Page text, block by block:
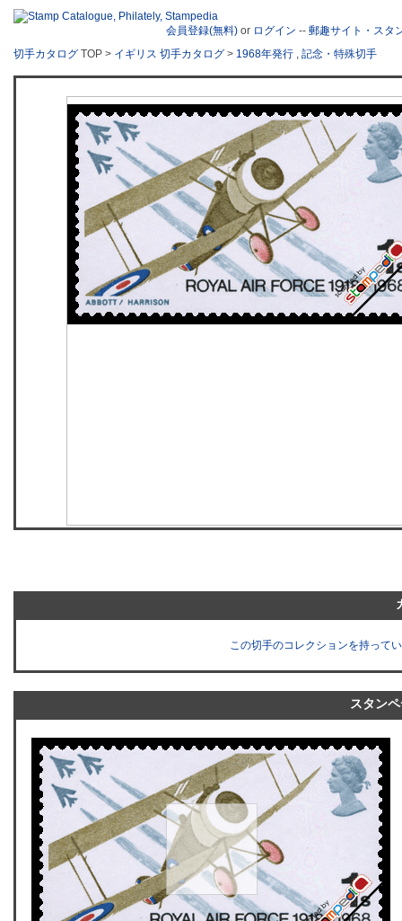
会員登録(無料) or ログイン -- 郵趣サイト・スタ
切手カタログ TOP > イギリス 切手カタログ > 1968年発行 , 記念・特殊切手
この切手のコレクションを持って
スタン